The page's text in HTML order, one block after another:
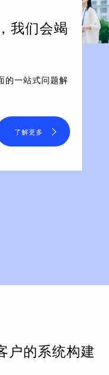
我们会竭
的一站式问题解
了解更多
户的系统构建